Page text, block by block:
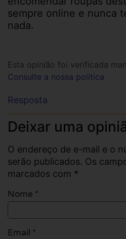
sempre online e nunca
nada.
Esta opinião foi verificada
Consulte a nossa política
Resposta
Deixar uma
O endereço de e-mail e o
serão publicados. Os
marcados com *
Nome *
Email *